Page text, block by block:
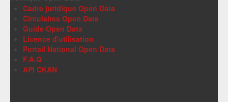
Cadre juridique Open Data
Circulaires Open Data
Guide Open Data
Licence d'utilisation
Portail National Open Data
F.A.Q
API CKAN